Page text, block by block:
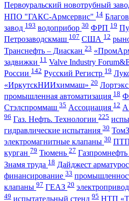
Первоуральский новотрубный
НПО "ГАКС-Армсервис" 14
завод 193 водоприбор 30 ФРП 19
Петрозаводскмаш 107 США 12
Транснефть – Диаскан 23
задвижки 11 Valve Industry
России 142 Русский Регистр 19
«ИркутскНИИхиммаш» 20
промышленная автоматизация 18
Стэлспроммаш 35 Ассоциация 12
96 Газ. Нефть. Технологии 225
гидравлические испытания 30
электромагнитные клапаны 30
курган 79 Тюмень 27 Газпромнефть
Знамя труда 18 Дайджест
финансирование 33
клапаны 97 ГЕАЗ 20 электропривод
49 испытательный стенд 95 НТП